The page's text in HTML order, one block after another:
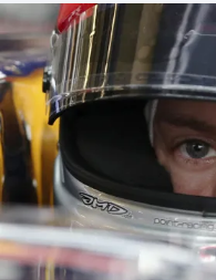
Cyklistika
DALŠÍ SPORTY
Americký fotbal
Baseball a softbal
Basketbal
NEPŘEHLÉDNĚTE
Soutěže
Historické návraty